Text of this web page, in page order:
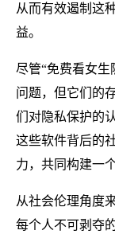
从而有效遏制这
益。
尽管“免费看女生
问题，但它们的
们对隐私保护的
这些软件背后的
力，共同构建一
从社会伦理角度
每个人不可剥夺